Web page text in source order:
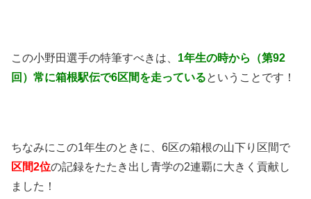
この小野田選手の特筆すべきは、 1年生の時から（第92
回）常に箱根駅伝で6区間を走っているということです！
ちなみにこの1年生のときに、6区の箱根の山下り区間で
区間2位の記録をたたき出し青学の2連覇に大きく貢献し
ました！